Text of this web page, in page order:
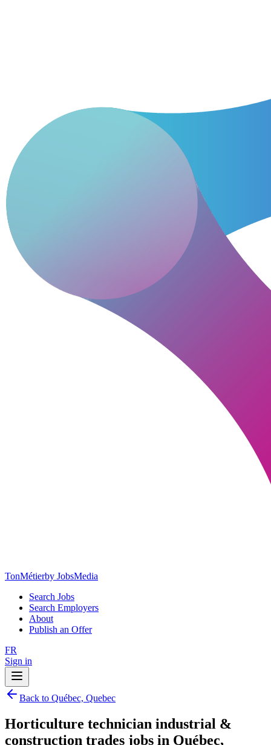
TonMétierby JobsMedia
Search Jobs
Search Employers
About
Publish an Offer
FR
Sign in
Back to Québec, Quebec
Horticulture technician industrial &
construction trades jobs in Québec,